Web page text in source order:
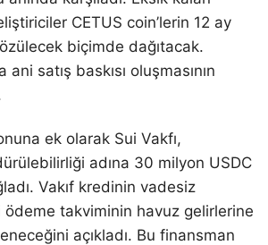
CETUS coin’lerin 12 ay
biçimde dağıtacak.
satış baskısı oluşmasının
ek olarak Sui Vakfı,
adına 30 milyon USDC
Vakıf kredinin vadesiz
takviminin havuz gelirlerine
açıkladı. Bu finansman